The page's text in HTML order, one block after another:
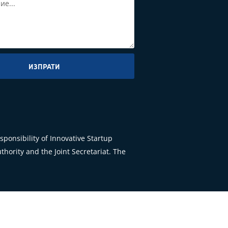
ИЗПРАТИ
of Innovative Startup
and the Joint Secretariat. The